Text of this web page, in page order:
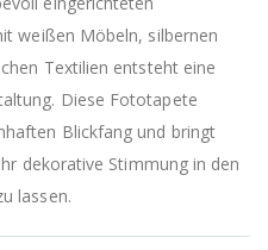
weißen Möbeln, silbernen
Textilien entsteht eine
Diese Fototapete
Blickfang und bringt
dekorative Stimmung in den
lassen.